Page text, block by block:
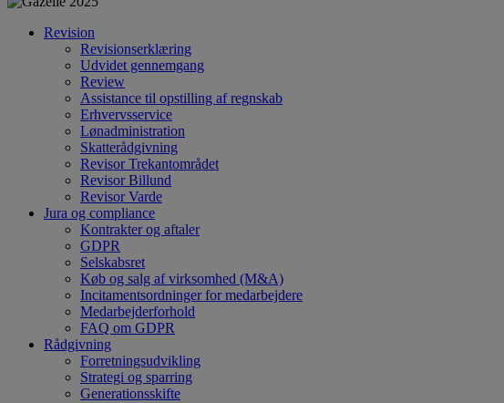
Revision
Revisionserklæring
Udvidet gennemgang
Review
Assistance til opstilling af regnskab
Erhvervsservice
Lønadministration
Skatterådgivning
Revisor Trekantområdet
Revisor Billund
Revisor Varde
Jura og compliance
Kontrakter og aftaler
GDPR
Selskabsret
Køb og salg af virksomhed (M&A)
Incitamentsordninger for medarbejdere
Medarbejderforhold
FAQ om GDPR
Rådgivning
Forretningsudvikling
Strategi og sparring
Generationsskifte